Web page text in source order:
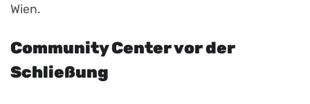
Wien.
Community Center vor der
Schließung